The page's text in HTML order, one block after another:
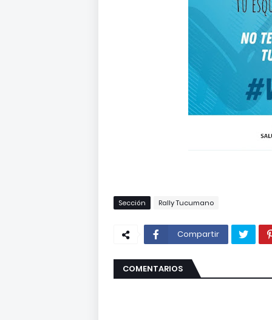
Sección Rally Tucumano
Compartir
COMENTARIOS